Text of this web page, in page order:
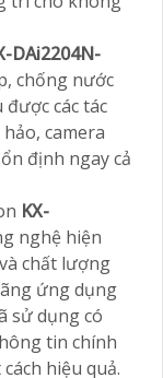
DAi2204N-
chống nước
các tác
camera
định ngay cả
KX-
nghệ hiện
chất lượng
ứng dụng
sử dụng có
tin chính
hiệu quả.